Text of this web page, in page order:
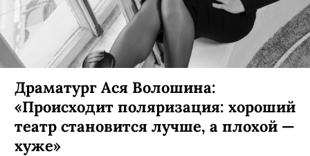
Драматург Ася Волошина:
«Происходит поляризация: хороший
театр становится лучше, а плохой —
хуже»